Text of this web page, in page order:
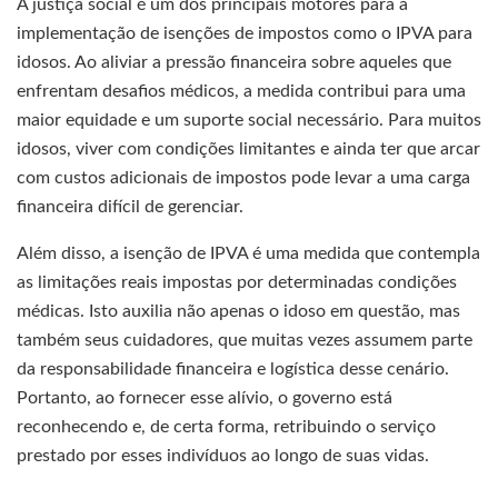
A justiça social é um dos principais motores para a
implementação de isenções de impostos como o IPVA para
idosos. Ao aliviar a pressão financeira sobre aqueles que
enfrentam desafios médicos, a medida contribui para uma
maior equidade e um suporte social necessário. Para muitos
idosos, viver com condições limitantes e ainda ter que arcar
com custos adicionais de impostos pode levar a uma carga
financeira difícil de gerenciar.
Além disso, a isenção de IPVA é uma medida que contempla
as limitações reais impostas por determinadas condições
médicas. Isto auxilia não apenas o idoso em questão, mas
também seus cuidadores, que muitas vezes assumem parte
da responsabilidade financeira e logística desse cenário.
Portanto, ao fornecer esse alívio, o governo está
reconhecendo e, de certa forma, retribuindo o serviço
prestado por esses indivíduos ao longo de suas vidas.